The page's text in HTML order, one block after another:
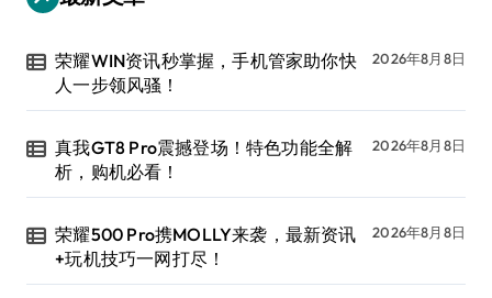
荣耀WIN资讯秒掌握，手机管家助你快
人一步领风骚！
2026年8月8日
真我GT8 Pro震撼登场！特色功能全解
析，购机必看！
2026年8月8日
荣耀500 Pro携MOLLY来袭，最新资讯
+玩机技巧一网打尽！
2026年8月8日